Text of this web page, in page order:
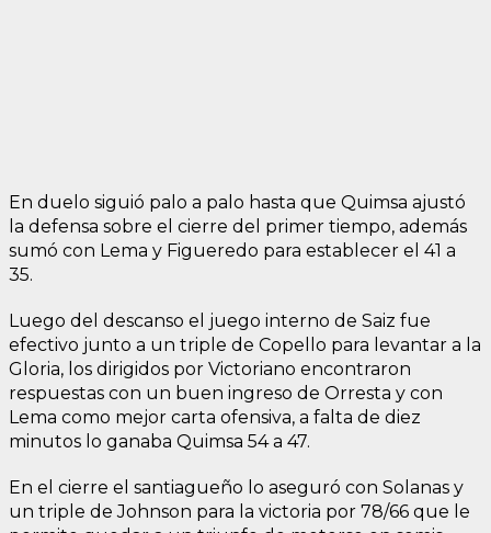
En duelo siguió palo a palo hasta que Quimsa ajustó
la defensa sobre el cierre del primer tiempo, además
sumó con Lema y Figueredo para establecer el 41 a
35.
Luego del descanso el juego interno de Saiz fue
efectivo junto a un triple de Copello para levantar a la
Gloria, los dirigidos por Victoriano encontraron
respuestas con un buen ingreso de Orresta y con
Lema como mejor carta ofensiva, a falta de diez
minutos lo ganaba Quimsa 54 a 47.
En el cierre el santiagueño lo aseguró con Solanas y
un triple de Johnson para la victoria por 78/66 que le